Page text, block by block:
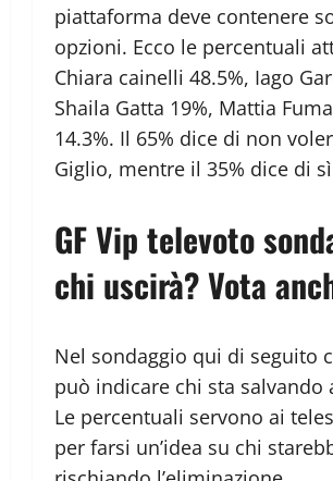
piattaforma deve contenere
opzioni. Ecco le percentuali
Chiara cainelli 48.5%, Iago
Shaila Gatta 19%, Mattia
14.3%. Il 65% dice di non
Giglio, mentre il 35% dice di
GF Vip televoto
chi uscirà? Vota
Nel sondaggio qui di seguito
può indicare chi sta salvando
Le percentuali servono ai
per farsi un’idea su chi